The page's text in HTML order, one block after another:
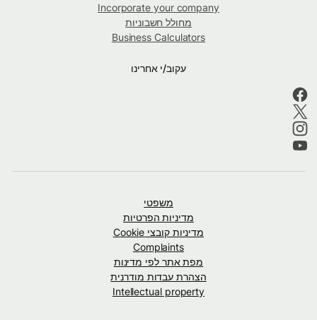
Incorporate your company
מחולל חשבוניות
Business Calculators
עקוב/י אחרינו
משפטי
מדיניות הפרטיות
מדיניות קובצי Cookie
Complaints
מפת אתר לפי מדינות
הצהרת עבדות מודרנית
Intellectual property